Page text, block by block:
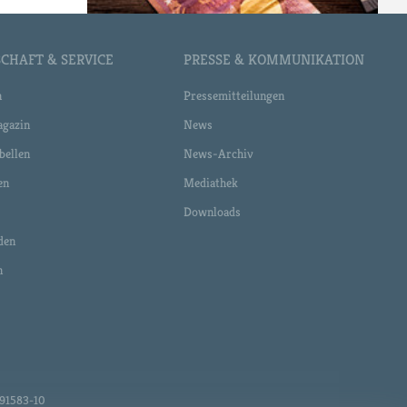
& SERVICE PRESSE & KOMMUNIKATION
Pressemitteilungen
News
News-Archiv
Mediathek
Downloads
10